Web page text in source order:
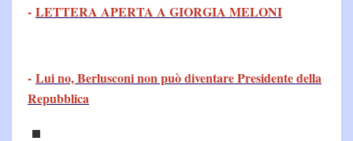
- LETTERA APERTA A GIORGIA MELONI
- Lui no, Berlusconi non può diventare Presidente della
Repubblica